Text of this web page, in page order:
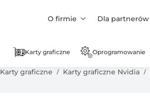
O firmie Dla partnerów
Karty graficzne Oprogramowanie
Karty graficzne Karty graficzne Nvidia